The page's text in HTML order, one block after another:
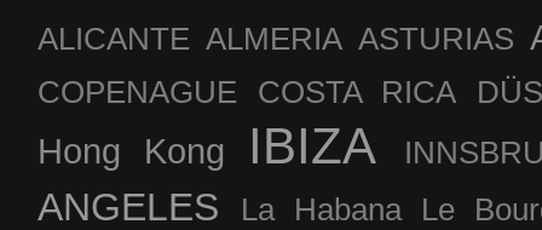
ALICANTE ALMERIA ASTURIAS
COPENAGUE COSTA RICA
Hong Kong IBIZA
ANGELES La Habana Le